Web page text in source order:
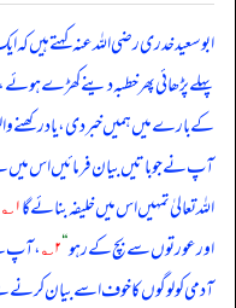
ابو سعید خدری رضی الله عنہ کہتے ہیں کہ
پہلے پڑھائی پھر خطبہ دینے کھڑے
کے بارے میں ہمیں خبر دی، یاد رکھنے
آپ نے جو باتیں بیان فرمائیں اس
اللہ تعالیٰ تمہیں اس میں خلیفہ بنائے گا۱؎
اور عورتوں سے بچ کے رہو“۲؎ ، آپ
آدمی کو لوگوں کا خوف اسے بیان